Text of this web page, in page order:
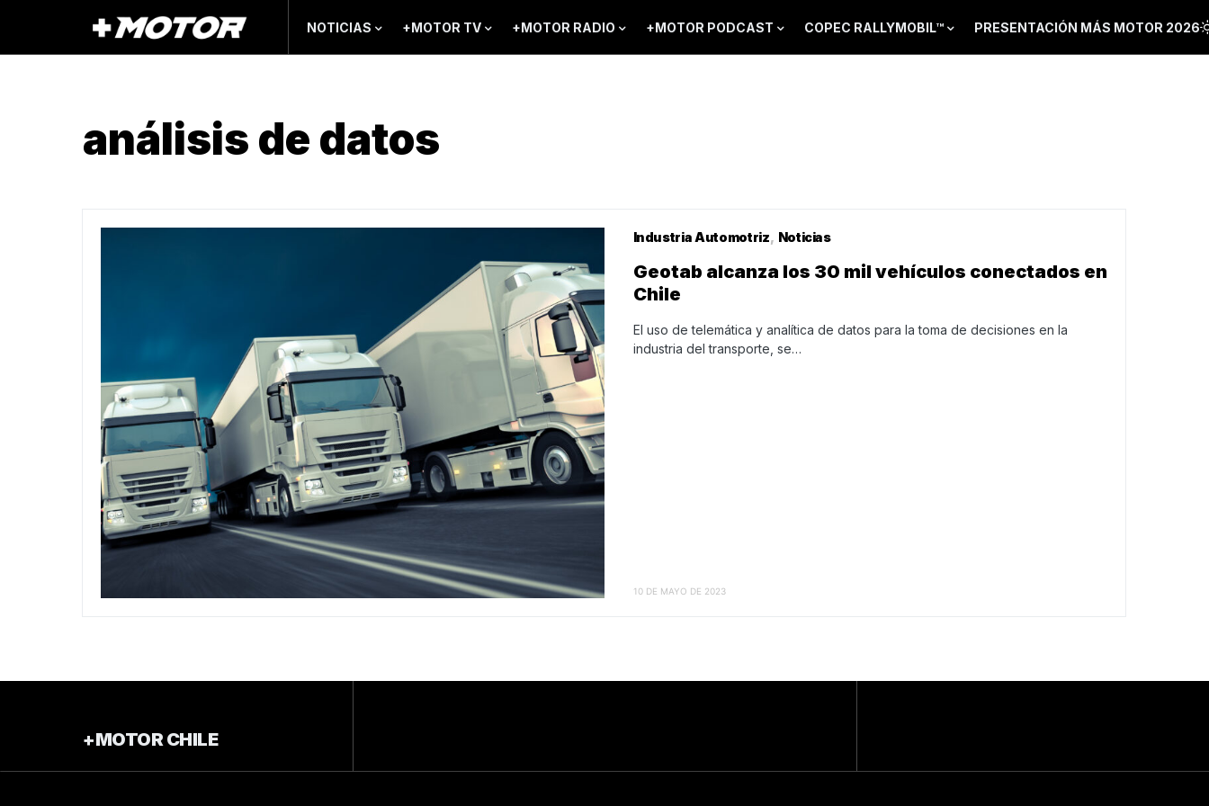
NOTICIAS +MOTOR TV +MOTOR RADIO +MOTOR PODCAST COPEC RALLYMOBIL™ PRESENTACIÓN MÁS MOTOR 2026
análisis de datos
Industria Automotriz Noticias
Geotab alcanza los 30 mil vehículos conectados en
Chile
El uso de telemática y analítica de datos para la toma de decisiones en la
industria del transporte, se…
10 DE MAYO DE 2023
+MOTOR CHILE